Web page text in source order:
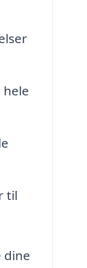
til
dine